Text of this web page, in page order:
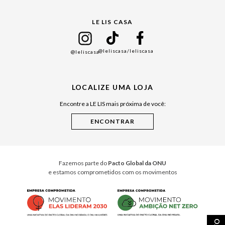
Cuidados Casa
LE LIS CASA
@leliscasa@leliscasa/leliscasa
LOCALIZE UMA LOJA
Encontre a LE LIS mais próxima de você:
Fazemos parte do Pacto Global da ONU
e estamos comprometidos com os movimentos